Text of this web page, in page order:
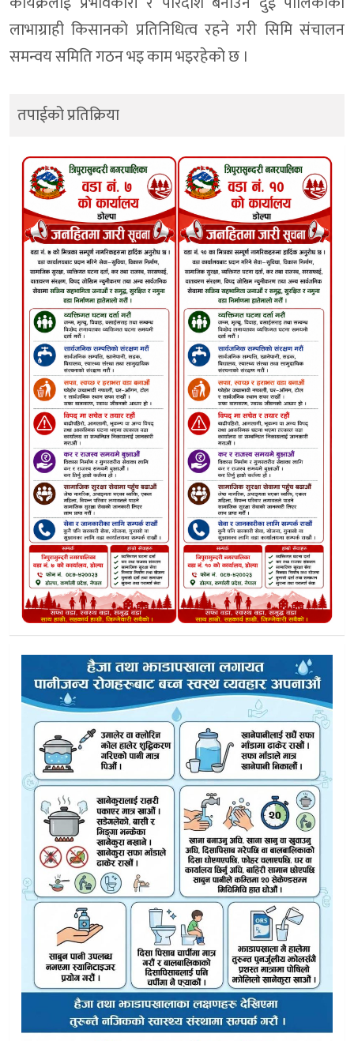
लाभाग्राही किसानको प्रतिनिधित्व रहने गरी सिमि संचालन
समन्वय समिति गठन भइ काम भइरहेको छ ।
तपाईको प्रतिक्रिया